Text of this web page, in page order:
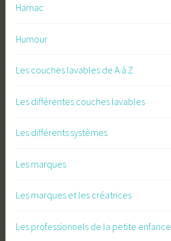
Hamac
Humour
Les couches lavables de A à Z
Les différentes couches lavables
Les différents systèmes
Les marques
Les marques et les créatrices
Les professionnels de la petite enfance